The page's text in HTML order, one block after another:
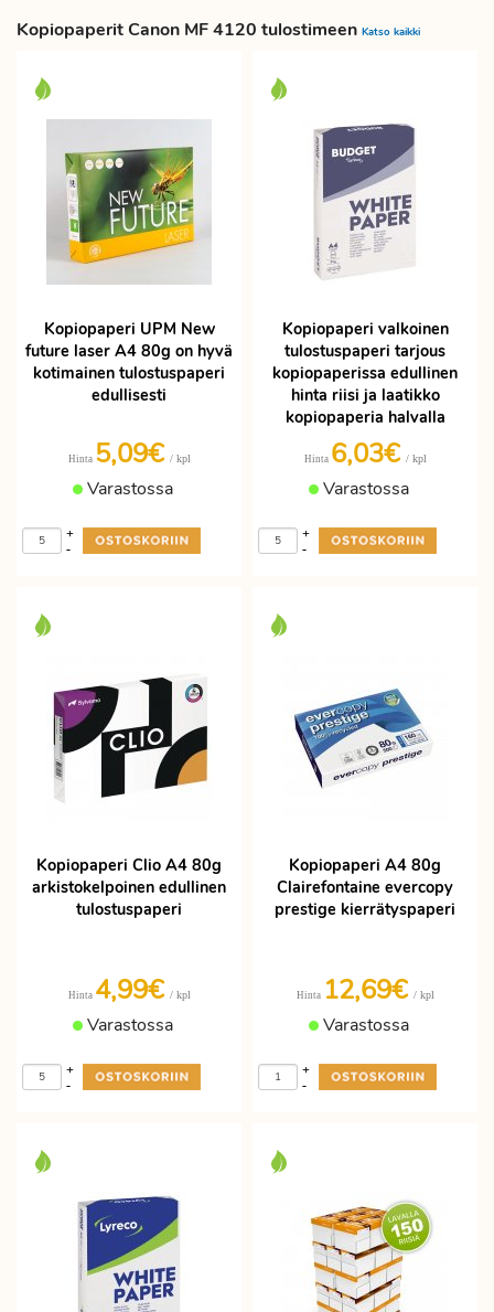
Kopiopaperit Canon MF 4120 tulostimeen Katso kaikki
Kopiopaperi UPM New
future laser A4 80g on hyvä
kotimainen tulostuspaperi
edullisesti
Hinta 5,09€ / kpl
Varastossa
-
+
Kopiopaperi valkoinen
tulostuspaperi tarjous
kopiopaperissa edullinen
hinta riisi ja laatikko
kopiopaperia halvalla
Hinta 6,03€ / kpl
Varastossa
-
+
Kopiopaperi Clio A4 80g
arkistokelpoinen edullinen
tulostuspaperi
Hinta 4,99€ / kpl
Varastossa
-
+
Kopiopaperi A4 80g
Clairefontaine evercopy
prestige kierrätyspaperi
Hinta 12,69€ / kpl
Varastossa
-
+